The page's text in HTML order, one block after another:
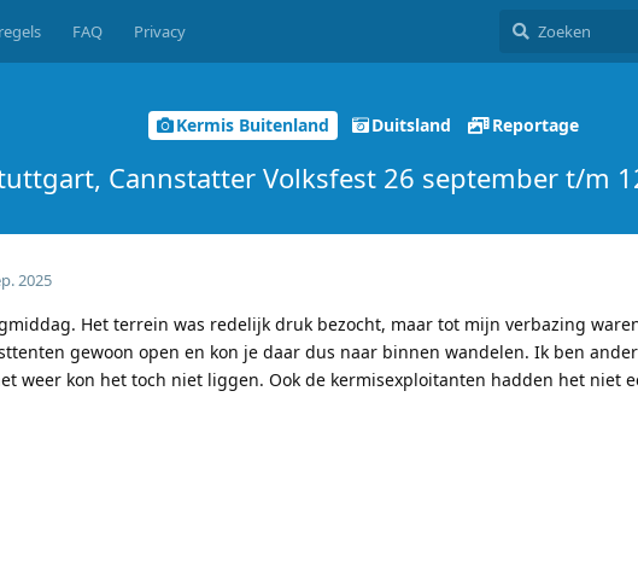
FAQ Privacy
Kermis Buitenland Duitsland Reportage
Cannstatter Volksfest 26 september t/m
2025
Het terrein was redelijk druk bezocht, maar tot mijn verbazing
gewoon open en kon je daar dus naar binnen wandelen. Ik ben
weer kon het toch niet liggen. Ook de kermisexploitanten hadden het niet